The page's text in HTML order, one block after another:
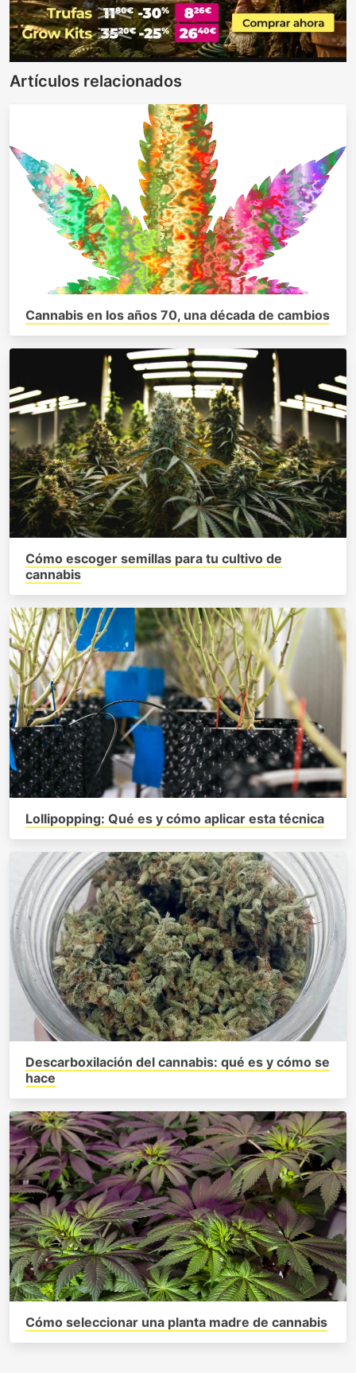
Artículos relacionados
Cannabis en los años 70, una década de cambios
Cómo escoger semillas para tu cultivo de
cannabis
Lollipopping: Qué es y cómo aplicar esta técnica
Descarboxilación del cannabis: qué es y cómo se
hace
Cómo seleccionar una planta madre de cannabis